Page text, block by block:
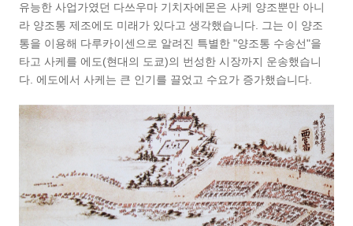
유능한 사업가였던 다쓰우마 기치자에몬은 사케 양조뿐만 아니
라 양조통 제조에도 미래가 있다고 생각했습니다. 그는 이 양조
통을 이용해 다루카이센으로 알려진 특별한 "양조통 수송선"을
타고 사케를 에도(현대의 도쿄)의 번성한 시장까지 운송했습니
다. 에도에서 사케는 큰 인기를 끌었고 수요가 증가했습니다.